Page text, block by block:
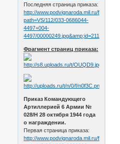
Последняя страница приказа:
http://www.podvignaroda.mil.ru/filter/
path=VS/112/033-0686044-
4497+004-
4497/
Фрагмент страниц приказа:
Приказ Командующего
Артиллерией 6 Армии №
028/Н 28 октября 1944 года
о награждении.
Первая страница приказа:
http://www.podvignaroda.mil.ru/filter/